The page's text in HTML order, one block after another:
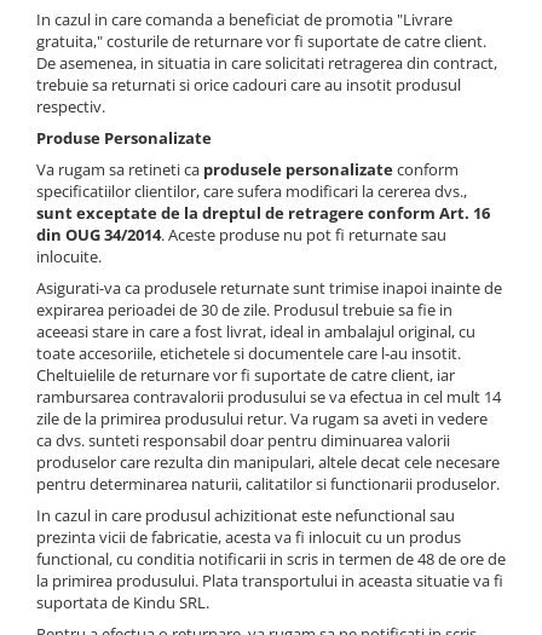
In cazul in care comanda a beneficiat de promotia "Livrare
gratuita," costurile de returnare vor fi suportate de catre client.
De asemenea, in situatia in care solicitati retragerea din contract,
trebuie sa returnati si orice cadouri care au insotit produsul
respectiv.
Produse Personalizate
Va rugam sa retineti ca produsele personalizateconform
specificatiilor clientilor, care sufera modificari la cererea dvs.,
sunt exceptate de la dreptul de retragere conform Art. 16
din OUG 34/2014. Aceste produse nu pot fi returnate sau
inlocuite.
Asigurati-va ca produsele returnate sunt trimise inapoi inainte de
expirarea perioadei de 30 de zile. Produsul trebuie sa fie in
aceeasi stare in care a fost livrat, ideal in ambalajul original, cu
toate accesoriile, etichetele si documentele care l-au insotit.
Cheltuielile de returnare vor fi suportate de catre client, iar
rambursarea contravalorii produsului se va efectua in cel mult 14
zile de la primirea produsului retur. Va rugam sa aveti in vedere
ca dvs. sunteti responsabil doar pentru diminuarea valorii
produselor care rezulta din manipulari, altele decat cele necesare
pentru determinarea naturii, calitatilor si functionarii produselor.
In cazul in care produsul achizitionat este nefunctional sau
prezinta vicii de fabricatie, acesta va fi inlocuit cu un produs
functional, cu conditia notificarii in scris in termen de 48 de ore de
la primirea produsului. Plata transportului in aceasta situatie va fi
suportata de Kindu SRL.